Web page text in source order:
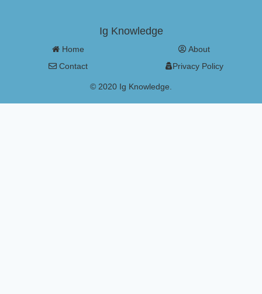
Ig Knowledge
Home
About
Contact
Privacy Policy
© 2020 Ig Knowledge.